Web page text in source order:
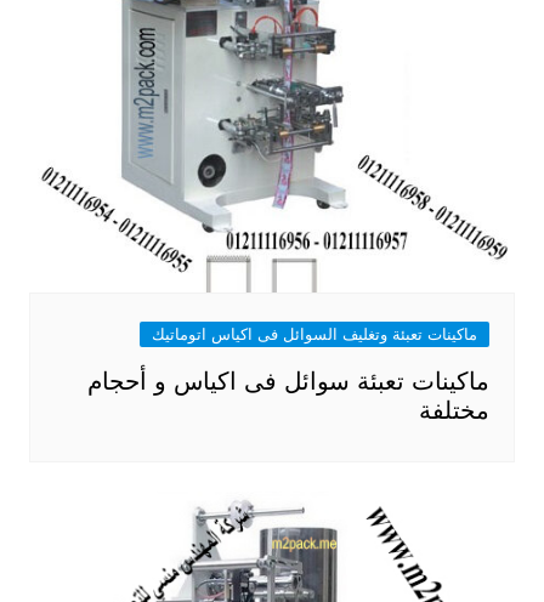
ماكينات تعبئة وتغليف السوائل فى اكياس اتوماتيك
ماكينات تعبئة سوائل فى اكياس و أحجام
مختلفة